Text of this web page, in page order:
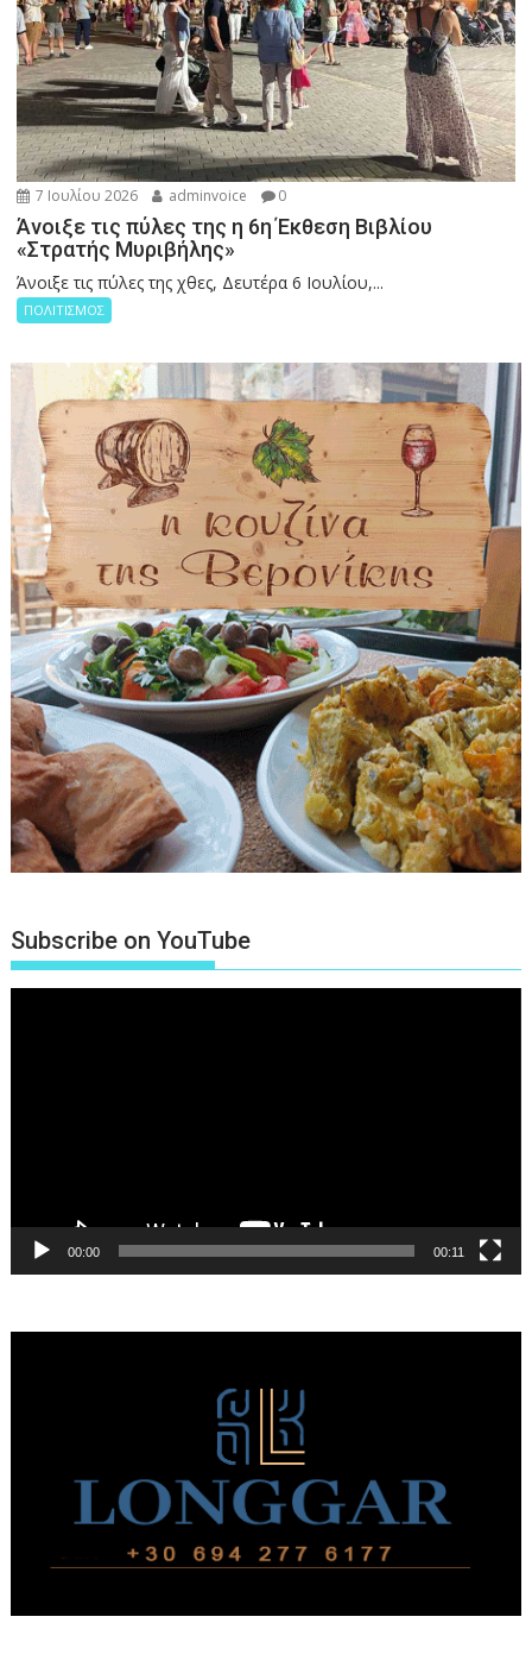
7 Ιουλίου 2026 adminvoice 0
Άνοιξε τις πύλες της η 6η Έκθεση Βιβλίου
«Στρατής Μυριβήλης»
Άνοιξε τις πύλες της χθες, Δευτέρα 6 Ιουλίου,...
ΠΟΛΙΤΙΣΜΟΣ
Subscribe on YouTube
00:00 00:11